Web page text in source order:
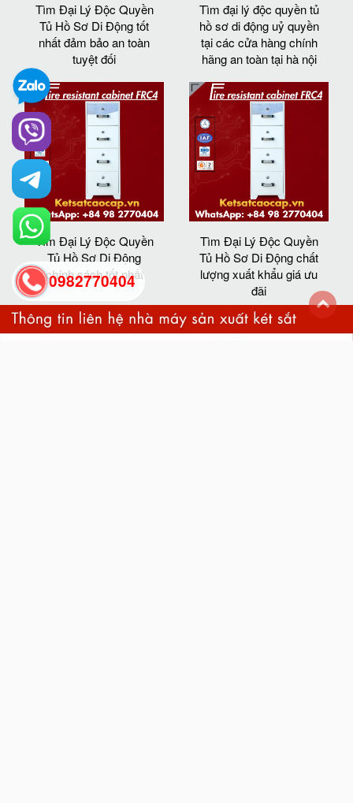
Tìm Đại Lý Độc Quyền
Tủ Hồ Sơ Di Động tốt
nhất đảm bảo an toàn
tuyệt đối
Tìm đại lý độc quyền tủ
hồ sơ di động uỷ quyền
tại các cửa hàng chính
hãng an toàn tại hà nội
Tìm Đại Lý Độc Quyền
Tủ Hồ Sơ Di Động
chính sách tốt nhất
Tìm Đại Lý Độc Quyền
Tủ Hồ Sơ Di Động chất
lượng xuất khẩu giá ưu
đãi
0982770404
back